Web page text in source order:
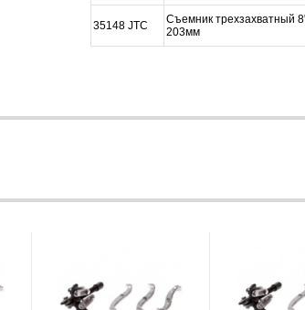
35148 JTC
Съемник трехзахватный
203мм